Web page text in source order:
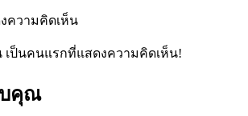
ความคิดเห็น
เป็นคนแรกที่แสดงความคิดเห็น!
บคุณ